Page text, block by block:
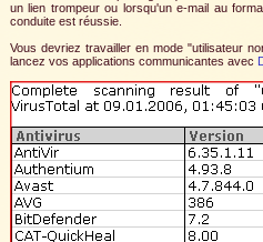
un lien trompeur ou lorsqu'un e-mail au
conduite est réussie.
Vous devriez travailler en mode "utilisateur
lancez vos applications communicantes avec